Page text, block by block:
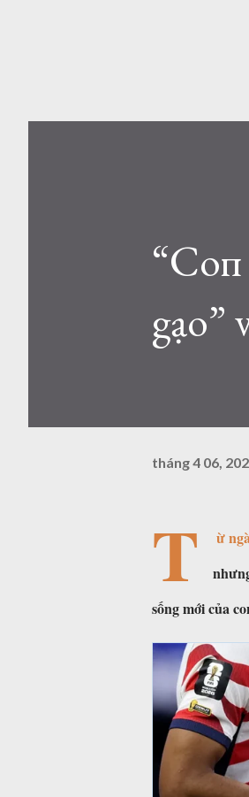
“Coп
gạo”
tháng 4 06,
T
ừ
sống mới của